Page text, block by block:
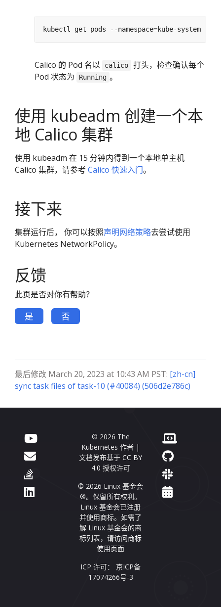
kubectl get pods --namespace=
Calico 的 Pod 名以 calico
打头，检查确认每个
Pod 状态为
Running 。
使用 kubeadm 创建一个本
地 Calico 集群
使用 kubeadm 在 15 分钟内得到一个本地单主机
Calico 集群，请参考 Calico 快速入门。
接下来
集群运行后， 你可以按照声明网络策略去尝试使用
Kubernetes NetworkPolicy。
反馈
此页是否对你有帮助？
是 否
最后修改 March 20, 2023 at 10:43 AM PST: [zh-cn]
sync task files of task-10 (#40084) (506d2e786c)
© 2026 The
Kubernetes 作者 |
文档发布基于 CC BY
4.0 授权许可
© 2026 Linux 基金会
®。保留所有权利。
Linux 基金会已注册
并使用商标。如需了
解 Linux 基金会的商
标列表，请访问商标
使用页面
ICP 许可： 京ICP备
17074266号-3